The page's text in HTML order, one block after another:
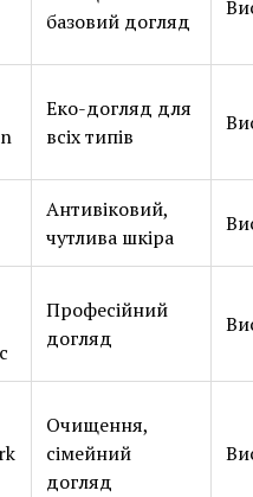
базовий догляд
Еко-догляд для
всіх типів
Антивіковий,
чутлива шкіра
Професійний
догляд
Очищення,
сімейний
догляд